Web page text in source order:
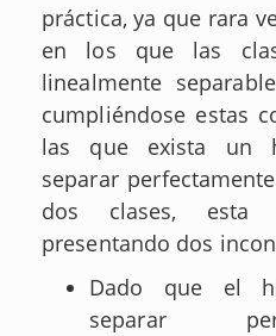
práctica, ya que rara
en los que las
linealmente
cumpliéndose estas
las que exista un
separar
dos clases, esta
presentando dos
Dado que el
separar